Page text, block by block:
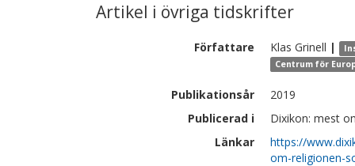
Artikel i övriga tidskrifter
Författare Klas Grinell |
Centrum för
Publikationsår
2019
Publicerad i
Dixikon: mest
Länkar
https://
om-religionen-